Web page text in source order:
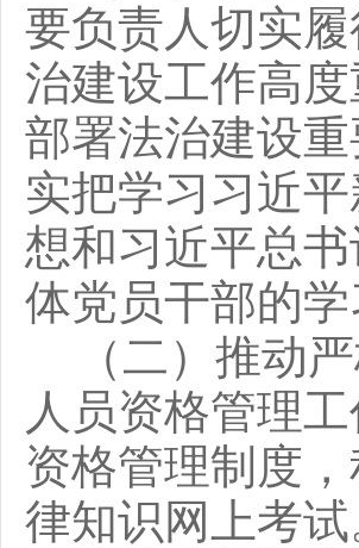
要负责人切实
治建设工作高
部署法治建设
实把学习习近
想和习近平总
体党员干部的
（二）推动
人员资格管理
资格管理制度 ，
律知识网上考试